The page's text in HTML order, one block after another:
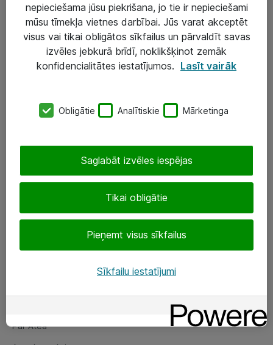
IT infrastruktūra
Darba vietu IT risinājumi
Serveri un datu centri
SIA „ATEA”
eShop@atea.lv
Sekojiet mums
Par Atea
Par Atea
nepieciešama jūsu piekrišana, jo tie ir nepieciešami
mūsu tīmekļa vietnes darbībai. Jūs varat akceptēt
visus vai tikai obligātos sīkfailus un pārvaldīt savas
izvēles jebkurā brīdī, noklikšķinot zemāk
konfidencialitātes iestatījumos. Lasīt vairāk
Obligātie Analītiskie Mārketinga
Tikai obligātie
Pieņemt visus sīkfailus
Saglabāt izvēles iespējas
Sīkfailu iestatījumi